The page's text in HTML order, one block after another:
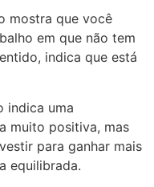
mostra que você
em que não tem
indica que está
indica uma
muito positiva, mas
para ganhar mais
equilibrada.